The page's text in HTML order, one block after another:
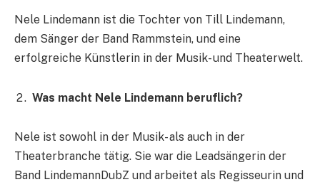
Nele Lindemann ist die Tochter von Till Lindemann,
dem Sänger der Band Rammstein, und eine
erfolgreiche Künstlerin in der Musik- und Theaterwelt.
Was macht Nele Lindemann beruflich?
Nele ist sowohl in der Musik- als auch in der
Theaterbranche tätig. Sie war die Leadsängerin der
Band LindemannDubZ und arbeitet als Regisseurin und